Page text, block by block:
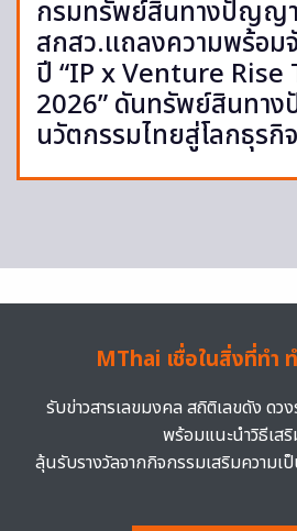
กรมทรัพย์สินทางปัญญ
สกสว.แถลงความพร้อม
ปี “IP x Venture
2026” ดันทรัพย์สินทา
นวัตกรรมไทยสู่โลกธุรกิ
MThai เชื่อในสิ่งที่ทำ
รับข่าวสารเลขมงคล สถิติเลขดัง ดว
พร้อมแนะนำวิธีเส
ลุ้นรับรางวัลจากกิจกรรมเสริมความ